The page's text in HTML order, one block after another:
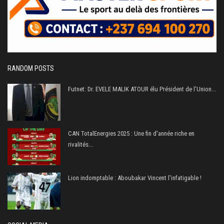
RANDOM POSTS
Futnet: Dr. EVELE MALIK ATOUR élu Président de l'Union...
CAN TotalEnergies 2025 : Une fin d'année riche en
rivalités...
Lion indomptable : Aboubakar Vincent l'infatigable !